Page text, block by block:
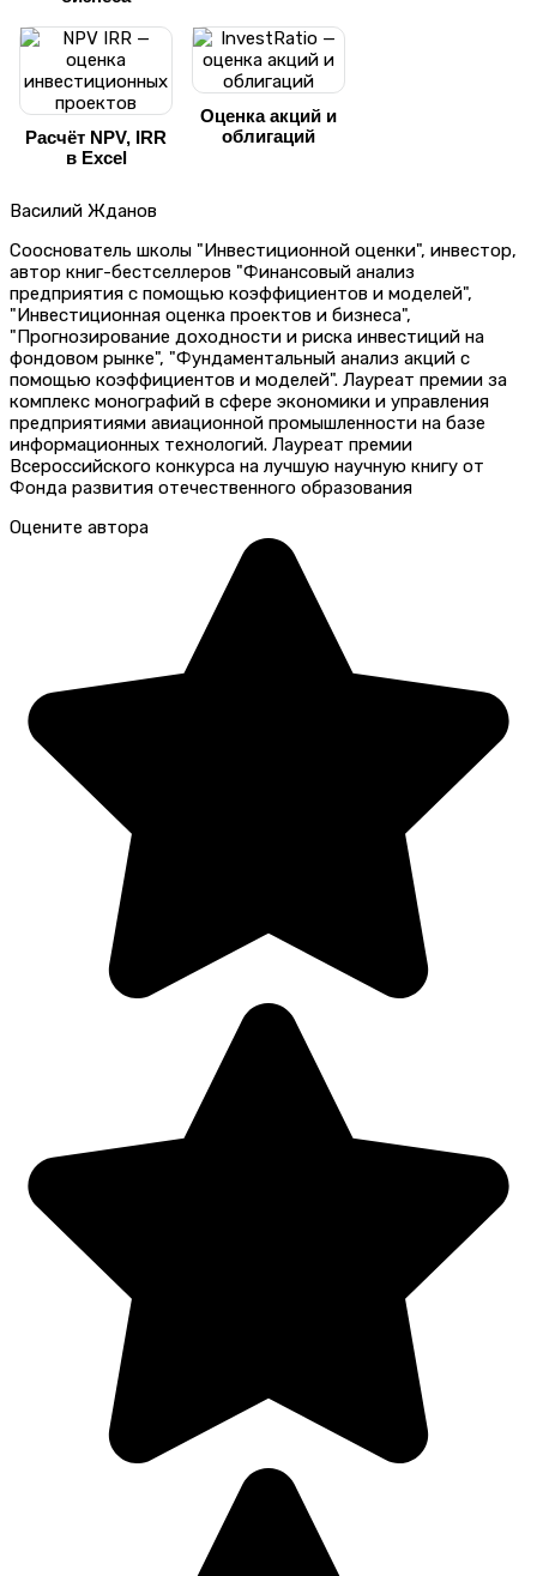
Расчёт NPV, IRR
в Excel
Оценка акций и
облигаций
Василий Жданов
Сооснователь школы "Инвестиционной оценки", инвестор,
автор книг-бестселлеров "Финансовый анализ
предприятия с помощью коэффициентов и моделей",
"Инвестиционная оценка проектов и бизнеса",
"Прогнозирование доходности и риска инвестиций на
фондовом рынке", "Фундаментальный анализ акций с
помощью коэффициентов и моделей". Лауреат премии за
комплекс монографий в сфере экономики и управления
предприятиями авиационной промышленности на базе
информационных технологий. Лауреат премии
Всероссийского конкурса на лучшую научную книгу от
Фонда развития отечественного образования
Оцените автора